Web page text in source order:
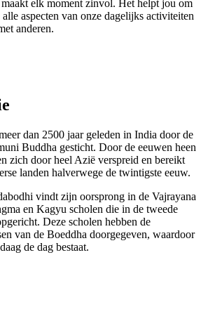
elk moment zinvol. Het helpt jou om
aspecten van onze dagelijks activiteiten
anderen.
dan 2500 jaar geleden in India door de
Buddha gesticht. Door de eeuwen heen
zich door heel Azië verspreid en bereikt
landen halverwege de twintigste eeuw.
vindt zijn oorsprong in de Vajrayana
en Kagyu scholen die in de tweede
Deze scholen hebben de
van de Boeddha doorgegeven, waardoor
de dag bestaat.